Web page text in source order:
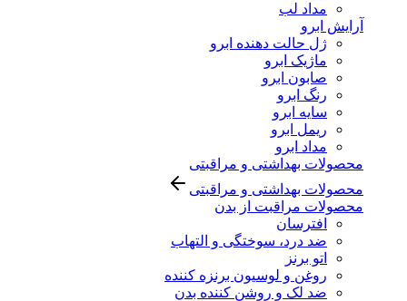
مداد لب
آرایش ابرو
ژل حالت دهنده ابرو
ماژیک ابرو
صابون ابرو
رنگ ابرو
سایه ابرو
ریمل ابرو
مداد ابرو
محصولات بهداشتی و مراقبتی
محصولات بهداشتی و مراقبتی
محصولات مراقبت از بدن
افترسان
ضد درد، سوختگی و التهاب
اتو برنز
روغن و لوسیون برنزه کننده
ضد لک و روشن کننده بدن